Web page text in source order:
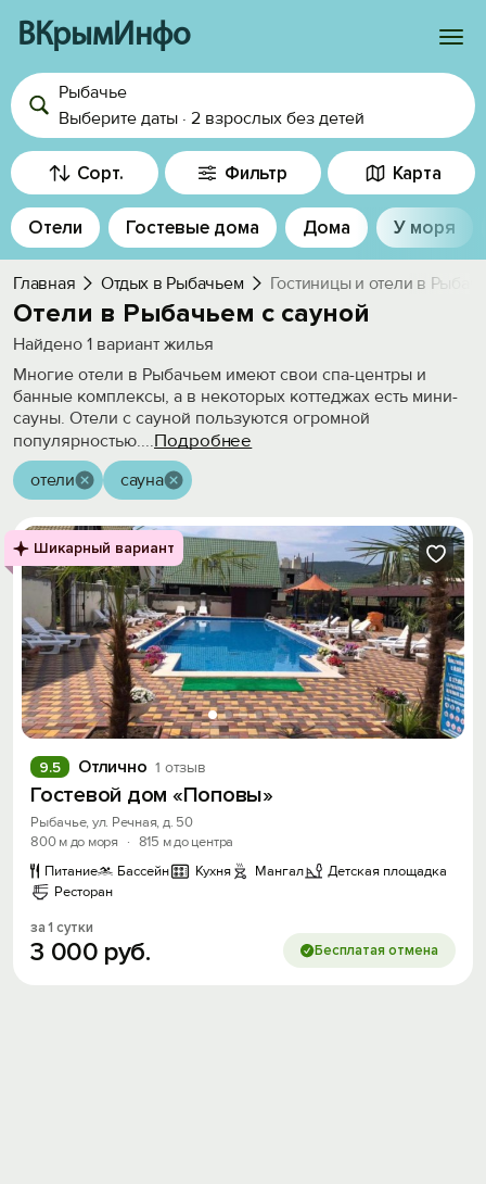
ВКрымИнфо
Войти
Избранное
История просмотра
Добавить свой объект
Рыбачье
Выберите даты · 2 взрослых без детей
Сорт. Фильтр Карта
Отели Гостевые дома Дома У моря
Главная Отдых в Рыбачьем Гостиницы и отели в
Отели в Рыбачьем с сауной
Найдено 1 вариант жилья
Многие отели в Рыбачьем имеют свои спа-центры и
банные комплексы, а в некоторых коттеджах есть мини-
сауны. Отели с сауной пользуются огромной
популярностью....Подробнее
отели сауна
Шикарный вариант
Отлично 1 отзыв
9.5
Гостевой дом «Поповы»
Рыбачье, ул. Речная, д. 50
800 м до моря
· 815 м до центра
Питание
Бассейн Кухня Мангал
Детская площадка
Ресторан
за 1 сутки
3 000 руб. Бесплатая отмена